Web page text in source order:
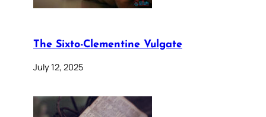
The Sixto-Clementine Vulgate
July 12, 2025